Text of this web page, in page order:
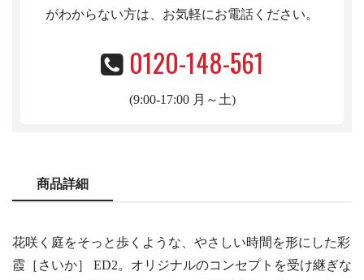
がわからない方は、お気軽にお電話ください。
0120-148-561
(9:00-17:00 月～土)
商品詳細
花咲く庭をそっと歩くような、やさしい時間を形にした彩
霞［さいか］ ED2。オリジナルのコンセプトを受け継ぎな